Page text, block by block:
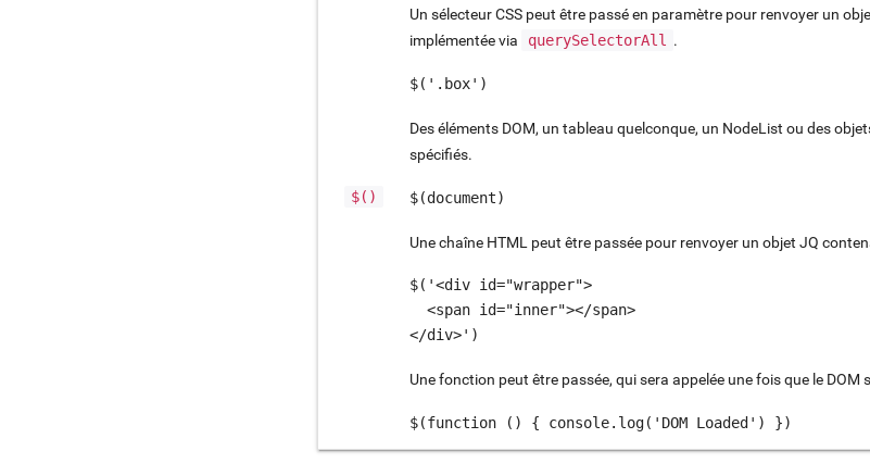
$()
Un sélecteur CSS peut être passé en paramètre pour renvoyer un
implémentée via
querySelectorAll .
$('.box')
Des éléments DOM, un tableau quelconque, un NodeList ou des
spécifiés.
$(document)
Une chaîne HTML peut être passée pour renvoyer un objet JQ
$('<div id="wrapper">
  <span id="inner"></span>
</div>')
Une fonction peut être passée, qui sera appelée une fois que le DOM
$(function () { console.log('DOM Loaded') })